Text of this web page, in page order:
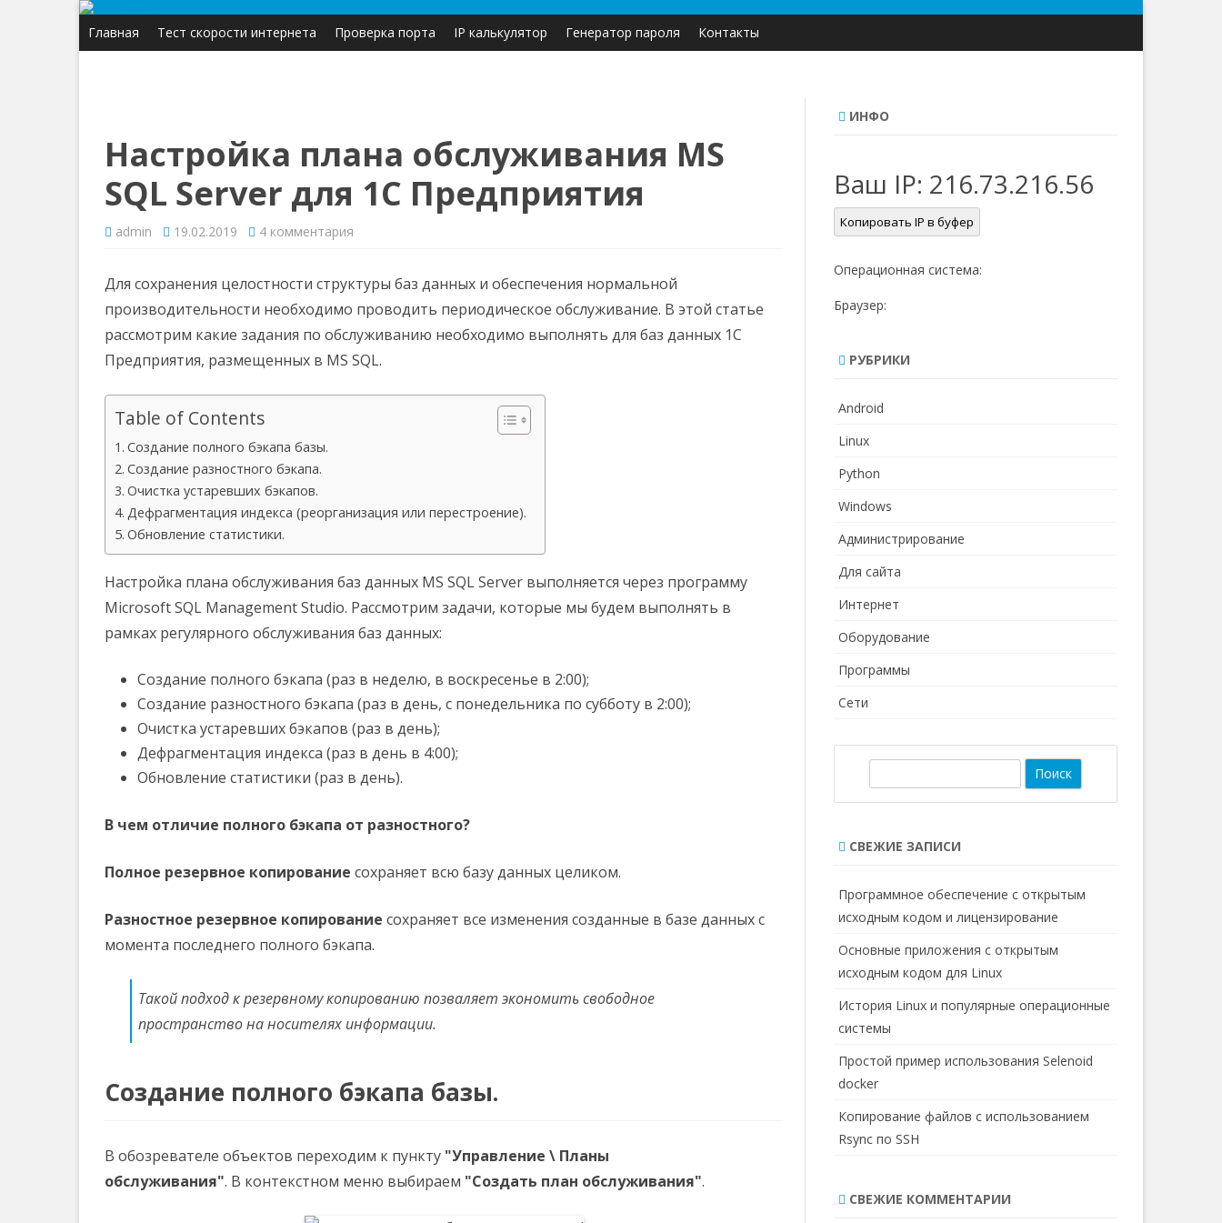
к
содержимому
Главная Тест скорости интернета Проверка порта IP калькулятор Генератор пароля Контакты
Настройка плана обслуживания MS
SQL Server для 1С Предприятия
admin 19.02.2019 4 комментария
обслуживания
MS
SQL
Server
для
1С
Предприятия
Для сохранения целостности структуры баз данных и обеспечения нормальной
производительности необходимо проводить периодическое обслуживание. В этой статье
рассмотрим какие задания по обслуживанию необходимо выполнять для баз данных 1С
Предприятия, размещенных в MS SQL.
Table of Contents
Создание полного бэкапа базы.
Создание разностного бэкапа.
Очистка устаревших бэкапов.
Дефрагментация индекса (реорганизация или перестроение).
Обновление статистики.
Настройка плана обслуживания баз данных MS SQL Server выполняется через программу
Microsoft SQL Management Studio. Рассмотрим задачи, которые мы будем выполнять в
рамках регулярного обслуживания баз данных:
Создание полного бэкапа (раз в неделю, в воскресенье в 2:00);
Создание разностного бэкапа (раз в день, с понедельника по субботу в 2:00);
Очистка устаревших бэкапов (раз в день);
Дефрагментация индекса (раз в день в 4:00);
Обновление статистики (раз в день).
В чем отличие полного бэкапа от разностного?
Полное резервное копирование сохраняет всю базу данных целиком.
Разностное резервное копирование сохраняет все изменения созданные в базе данных с
момента последнего полного бэкапа.
Такой подход к резервному копированию позваляет экономить свободное
пространство на носителях информации.
Создание полного бэкапа базы.
В обозревателе объектов переходим к пункту "Управление \ Планы
обслуживания". В контекстном меню выбираем "Создать план обслуживания".
ИНФО
Ваш IP: 216.73.216.56
Копировать IP в буфер
Операционная система:
Браузер:
РУБРИКИ
Android
Linux
Python
Windows
Администрирование
Для сайта
Интернет
Оборудование
Программы
Сети
к
СВЕЖИЕ ЗАПИСИ
Программное обеспечение с открытым
исходным кодом и лицензирование
Основные приложения с открытым
исходным кодом для Linux
История Linux и популярные операционные
системы
Простой пример использования Selenoid
docker
Копирование файлов с использованием
Rsync по SSH
СВЕЖИЕ КОММЕНТАРИИ